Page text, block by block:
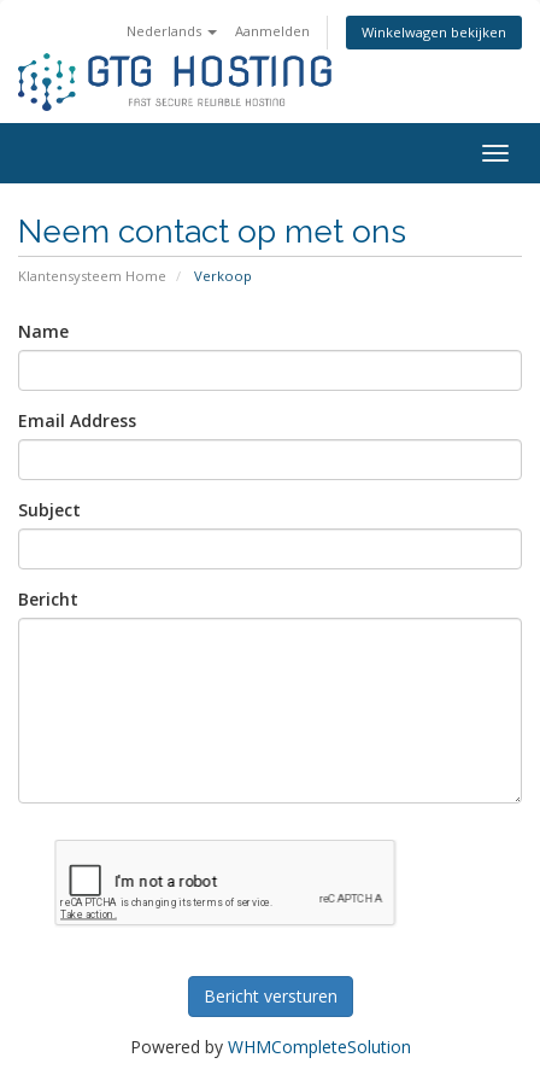
Nederlands Aanmelden Winkelwagen bekijken
Neem contact op met ons
Klantensysteem Home Verkoop
Name
Email Address
Subject
Bericht
Bericht versturen
Powered by WHMCompleteSolution